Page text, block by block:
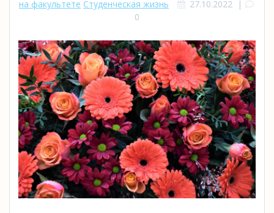
на факультете Студенческая жизнь 27.10.2022 |
0